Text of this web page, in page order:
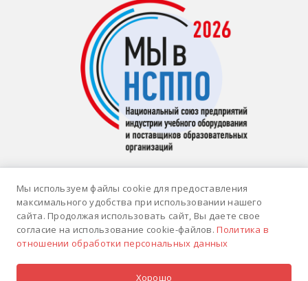
Email*
Телефон
© 2026 ИНТЕРАКТИВНАЯ ИДЕЯ |Политика
конфиденциальности| Цена на сайте носит
публичной офертой.
Мы используем файлы cookie для предоставления
максимального удобства при использовании нашего
сайта. Продолжая использовать сайт, Вы даете свое
согласие на использование cookie-файлов.Политика в
отношении обработки персональных данных
Хорошо